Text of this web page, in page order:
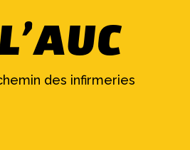
des infirmeries